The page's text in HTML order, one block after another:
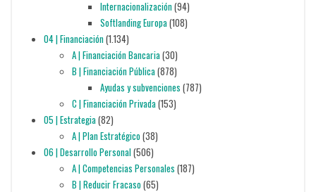
Internacionalización(94)
Softlanding Europa(108)
04 | Financiación(1.134)
A | Financiación Bancaria(30)
B | Financiación Pública(878)
Ayudas y subvenciones (787)
C | Financiación Privada(153)
05 | Estrategia(82)
A | Plan Estratégico(38)
06 | Desarrollo Personal(506)
A | Competencias Personales (187)
B | Reducir Fracaso(65)